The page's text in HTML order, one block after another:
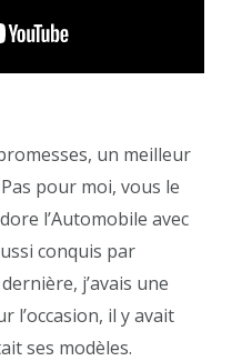
un meilleur
pour moi, vous le
l’Automobile avec
conquis par
j’avais une
l’occasion, il y avait
ses modèles.